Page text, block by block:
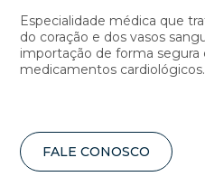
Especialidade médica que
do coração e dos vasos
importação de forma segura
medicamentos cardiológicos.
FALE CONOSCO